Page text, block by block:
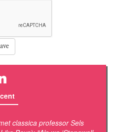
classica professor Sels